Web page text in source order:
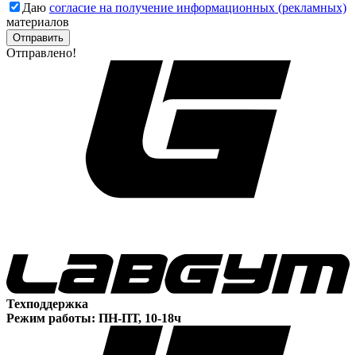
Даю согласие на получение информационных (рекламных)
материалов
Отправлено!
Техподдержка
Режим работы: ПН-ПТ, 10-18ч